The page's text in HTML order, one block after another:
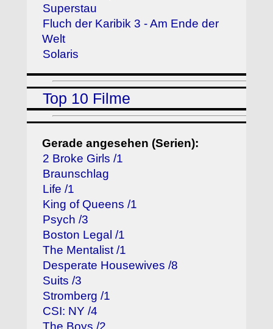
Superstau
Fluch der Karibik 3 - Am Ende der
Welt
Solaris
Top 10 Filme
Gerade angesehen (Serien):
2 Broke Girls /1
Braunschlag
Life /1
King of Queens /1
Psych /3
Boston Legal /1
The Mentalist /1
Desperate Housewives /8
Suits /3
Stromberg /1
CSI: NY /4
The Boys /2